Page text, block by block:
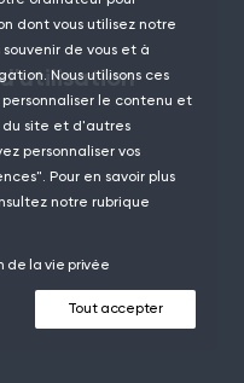
dont vous utilisez notre
de vous et à
Nous utilisons ces
le contenu et
du site et d'autres
personnaliser vos
Pour en savoir plus
notre rubrique
de la vie privée
Tout accepter